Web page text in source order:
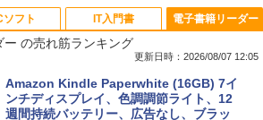
Apple 2026 MacBook Neo A18 Proチッ
プ搭載13インチノートブック：AIとAppl
e Intelligence、Liquid Retinaディスプ
ソフト
Robloxギフトカード - 800 Robux 【限
定バーチャルアイテムを含む】 【オンラ
インゲームコード】 ロブロックス | オン
IT入門書
生成AIパスポート公式テキスト 第４版
￥1,766
電子書籍リーダー
の売れ筋ランキング
更新日時：2026/08/07 12:05
Amazon Kindle Paperwhite (16GB) 7イ
ンチディスプレイ、色調調節ライト、12
週間持続バッテリー、広告なし、ブラッ